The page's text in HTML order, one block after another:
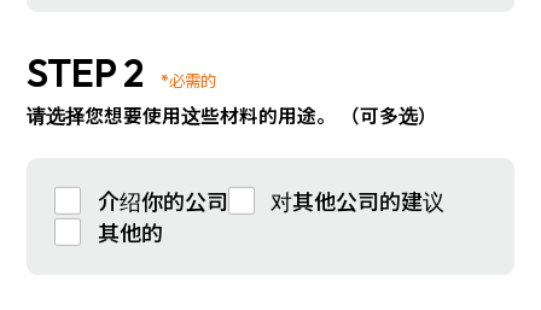
STEP 2 *必需的
请选择您想要使用这些材料的用途。 （可多选）
介绍你的公司
对其他公司的建议
其他的